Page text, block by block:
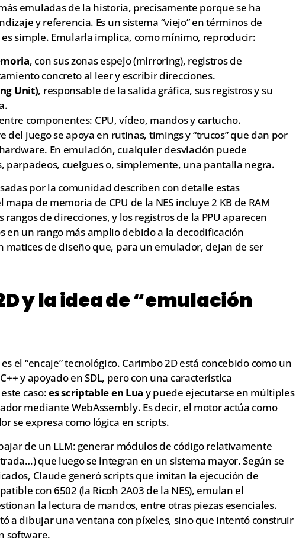
emuladas de la historia, precisamente porque se ha
y referencia. Es un sistema “viejo” en términos de
simple. Emularla implica, como mínimo, reproducir:
, con sus zonas espejo (mirroring), registros de
concreto al leer y escribir direcciones.
Unit), responsable de la salida gráfica, sus registros y su
entre componentes: CPU, vídeo, mandos y cartucho.
del juego se apoya en rutinas, timings y “trucos” que dan por
En emulación, cualquier desviación puede
parpadeos, cuelgues o, simplemente, una pantalla negra.
por la comunidad describen con detalle estas
de memoria de CPU de la NES incluye 2 KB de RAM
de direcciones, y los registros de la PPU aparecen
en un rango más amplio debido a la decodificación
matices de diseño que, para un emulador, dejan de ser
y la idea de “emulación
el “encaje” tecnológico. Carimbo 2D está concebido como un
y apoyado en SDL, pero con una característica
caso:es scriptable en Lua y puede ejecutarse en múltiples
mediante WebAssembly. Es decir, el motor actúa como
se expresa como lógica en scripts.
de un LLM: generar módulos de código relativamente
que luego se integran en un sistema mayor. Según se
Claude generó scripts que imitan la ejecución de
con 6502 (la Ricoh 2A03 de la NES), emulan el
la lectura de mandos, entre otras piezas esenciales.
a dibujar una ventana con píxeles, sino que intentó construir
software.